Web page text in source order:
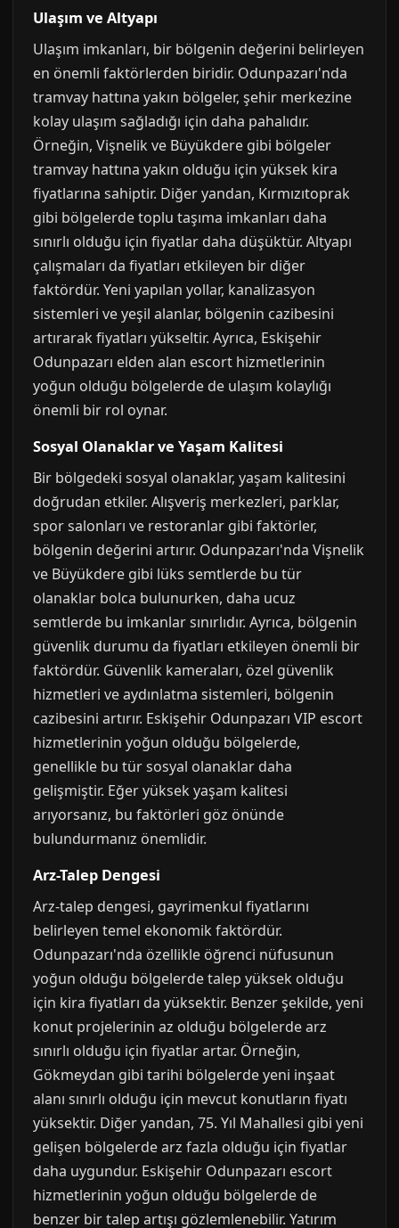
Ulaşım ve Altyapı
Ulaşım imkanları, bir bölgenin değerini belirleyen
en önemli faktörlerden biridir. Odunpazarı'nda
tramvay hattına yakın bölgeler, şehir merkezine
kolay ulaşım sağladığı için daha pahalıdır.
Örneğin, Vişnelik ve Büyükdere gibi bölgeler
tramvay hattına yakın olduğu için yüksek kira
fiyatlarına sahiptir. Diğer yandan, Kırmızıtoprak
gibi bölgelerde toplu taşıma imkanları daha
sınırlı olduğu için fiyatlar daha düşüktür. Altyapı
çalışmaları da fiyatları etkileyen bir diğer
faktördür. Yeni yapılan yollar, kanalizasyon
sistemleri ve yeşil alanlar, bölgenin cazibesini
artırarak fiyatları yükseltir. Ayrıca, Eskişehir
Odunpazarı elden alan escort hizmetlerinin
yoğun olduğu bölgelerde de ulaşım kolaylığı
önemli bir rol oynar.
Sosyal Olanaklar ve Yaşam Kalitesi
Bir bölgedeki sosyal olanaklar, yaşam kalitesini
doğrudan etkiler. Alışveriş merkezleri, parklar,
spor salonları ve restoranlar gibi faktörler,
bölgenin değerini artırır. Odunpazarı'nda Vişnelik
ve Büyükdere gibi lüks semtlerde bu tür
olanaklar bolca bulunurken, daha ucuz
semtlerde bu imkanlar sınırlıdır. Ayrıca, bölgenin
güvenlik durumu da fiyatları etkileyen önemli bir
faktördür. Güvenlik kameraları, özel güvenlik
hizmetleri ve aydınlatma sistemleri, bölgenin
cazibesini artırır. Eskişehir Odunpazarı VIP escort
hizmetlerinin yoğun olduğu bölgelerde,
genellikle bu tür sosyal olanaklar daha
gelişmiştir. Eğer yüksek yaşam kalitesi
arıyorsanız, bu faktörleri göz önünde
bulundurmanız önemlidir.
Arz-Talep Dengesi
Arz-talep dengesi, gayrimenkul fiyatlarını
belirleyen temel ekonomik faktördür.
Odunpazarı'nda özellikle öğrenci nüfusunun
yoğun olduğu bölgelerde talep yüksek olduğu
için kira fiyatları da yüksektir. Benzer şekilde, yeni
konut projelerinin az olduğu bölgelerde arz
sınırlı olduğu için fiyatlar artar. Örneğin,
Gökmeydan gibi tarihi bölgelerde yeni inşaat
alanı sınırlı olduğu için mevcut konutların fiyatı
yüksektir. Diğer yandan, 75. Yıl Mahallesi gibi yeni
gelişen bölgelerde arz fazla olduğu için fiyatlar
daha uygundur. Eskişehir Odunpazarı escort
hizmetlerinin yoğun olduğu bölgelerde de
benzer bir talep artışı gözlemlenebilir. Yatırım